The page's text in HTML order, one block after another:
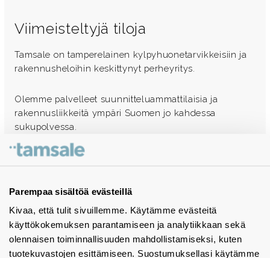
Parempaa sisältöä evästeillä
Kivaa, että tulit sivuillemme. Käytämme evästeitä
käyttökokemuksen parantamiseen ja analytiikkaan sekä
olennaisen toiminnallisuuden mahdollistamiseksi, kuten
tuotekuvastojen esittämiseen. Suostumuksellasi käytämme
Viimeisteltyjä tiloja
Tamsale on tamperelainen kylpyhuonetarvikkeisiin ja
rakennusheloihin keskittynyt perheyritys.
Olemme palvelleet suunnitteluammattilaisia ja
rakennusliikkeitä ympäri Suomen jo kahdessa
sukupolvessa.
Ota yhteyttä - autamme mielellämme
Tuotekuvastot
Instagram
BIM-objektit